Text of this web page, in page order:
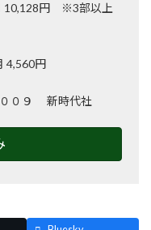
10,128円 ※3部以上
4,560円
０９ 新時代社